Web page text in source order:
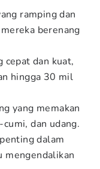
ramping dan
berenang
cepat dan kuat,
hingga 30 mil
yang memakan
dan udang.
dalam
mengendalikan